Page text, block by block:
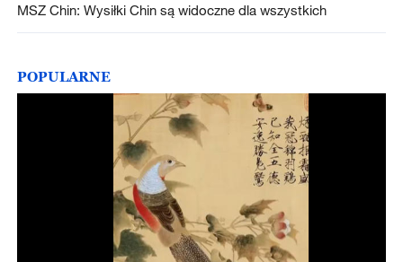
MSZ Chin: Wysiłki Chin są widoczne dla wszystkich
POPULARNE